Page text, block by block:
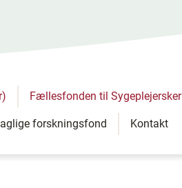
Fællesfonden til Sygeplejersker
forskningsfond Kontakt